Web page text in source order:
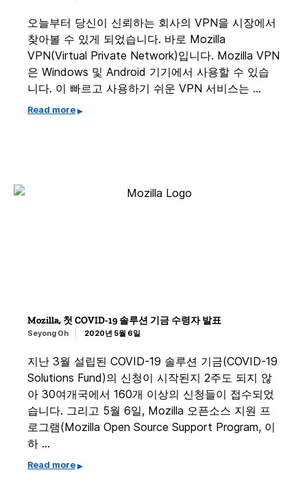
오늘부터 당신이 신뢰하는 회사의 VPN을 시장에서
찾아볼 수 있게 되었습니다. 바로 Mozilla
VPN(Virtual Private Network)입니다. Mozilla VPN
은 Windows 및 Android 기기에서 사용할 수 있습
니다. 이 빠르고 사용하기 쉬운 VPN 서비스는 …
Read more
Mozilla, 첫 COVID-19 솔루션 기금 수령자 발표
Seyong Oh 2020년 5월 6일
지난 3월 설립된 COVID-19 솔루션 기금(COVID-19
Solutions Fund)의 신청이 시작된지 2주도 되지 않
아 30여개국에서 160개 이상의 신청들이 접수되었
습니다. 그리고 5월 6일, Mozilla 오픈소스 지원 프
로그램(Mozilla Open Source Support Program, 이
하 …
Read more